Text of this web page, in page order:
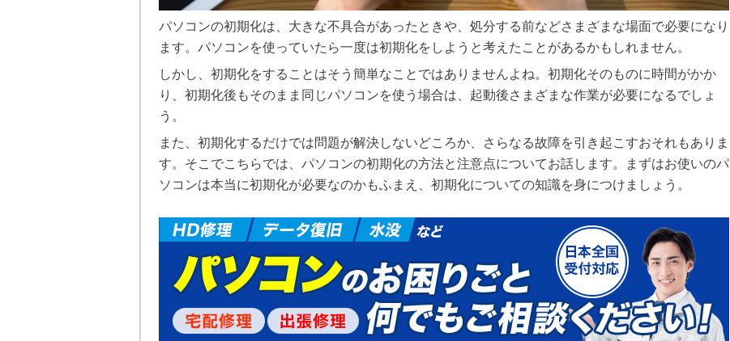
パソコンの初期化は、大きな不具合があったときや、処分する前などさまざまな場面で必要になり
ます。パソコンを使っていたら一度は初期化をしようと考えたことがあるかもしれません。
しかし、初期化をすることはそう簡単なことではありませんよね。初期化そのものに時間がかか
り、初期化後もそのまま同じパソコンを使う場合は、起動後さまざまな作業が必要になるでしょ
う。
また、初期化するだけでは問題が解決しないどころか、さらなる故障を引き起こすおそれもありま
す。そこでこちらでは、パソコンの初期化の方法と注意点についてお話します。まずはお使いのパ
ソコンは本当に初期化が必要なのかもふまえ、初期化についての知識を身につけましょう。